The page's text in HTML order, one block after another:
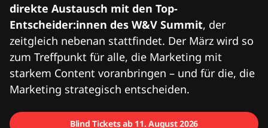
direkte Austausch mit den Top-
Entscheider:innen des W&V Summit, der
zeitgleich nebenan stattfindet. Der März wird so
zum Treffpunkt für alle, die Marketing mit
starkem Content voranbringen – und für die, die
Marketing strategisch entscheiden.
Blind Tickets ab 11. August 2026